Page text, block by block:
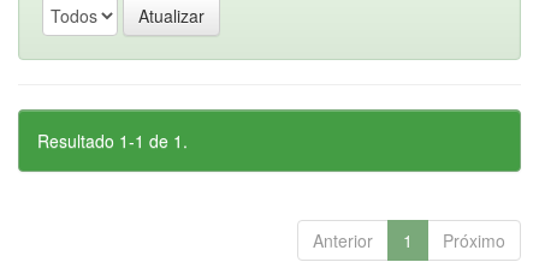
Resultado 1-1 de 1.
Anterior 1 Próximo